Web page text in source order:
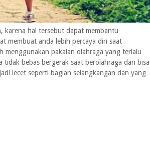
karena hal tersebut dapat membantu
membuat anda lebih percaya diri saat
menggunakan pakaian olahraga yang terlalu
bebas bergerak saat berolahraga dan bisa
lecet seperti bagian selangkangan dan yang